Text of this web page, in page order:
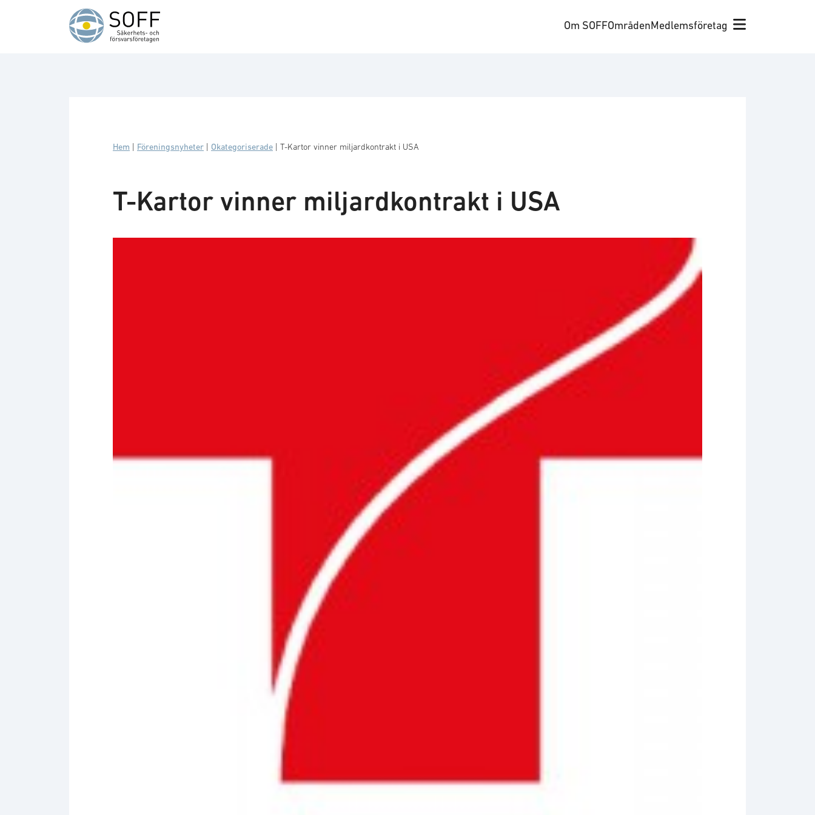
Hoppa till innehåll
Om SOFFOmrådenMedlemsföretag
Hem Föreningsnyheter Okategoriserade T-Kartor vinner miljardkontrakt i USA
T-Kartor vinner miljardkontrakt i USA